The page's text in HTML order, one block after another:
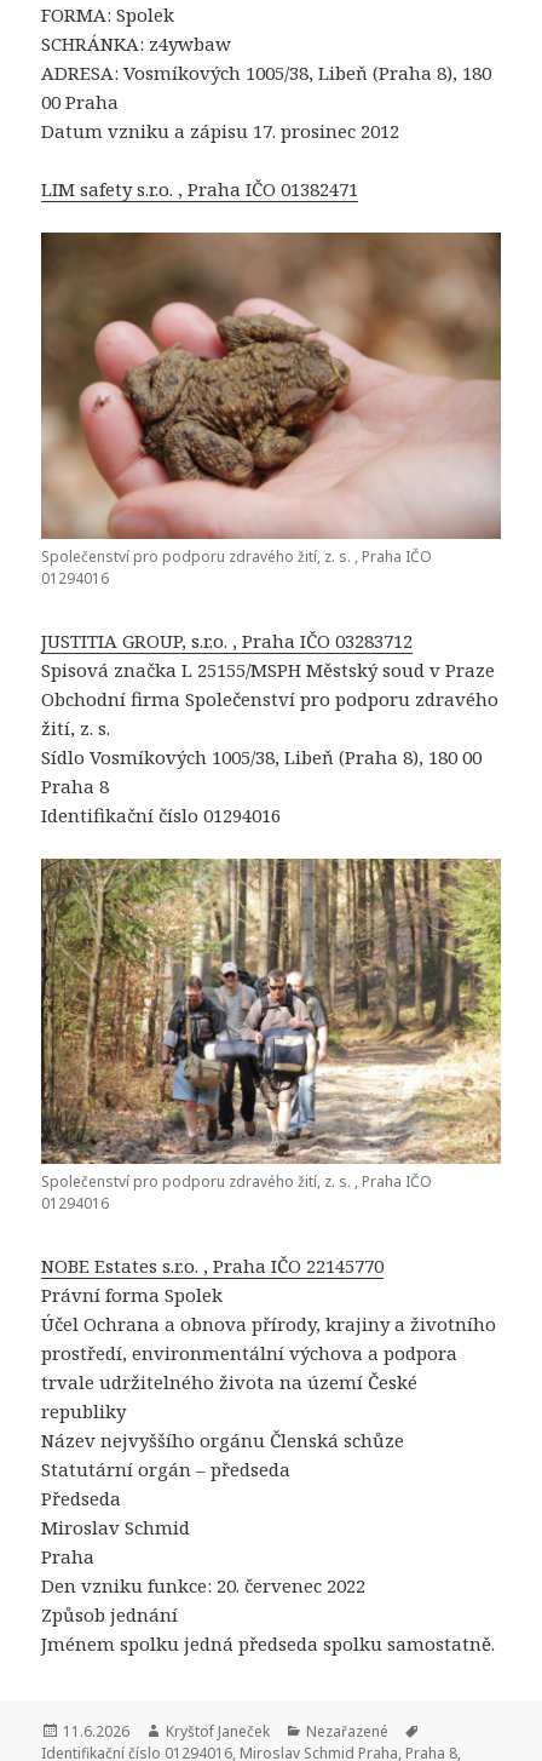
FORMA: Spolek
SCHRÁNKA: z4ywbaw
ADRESA: Vosmíkových 1005/38, Libeň (Praha 8), 180
00 Praha
Datum vzniku a zápisu 17. prosinec 2012
LIM safety s.r.o. , Praha IČO 01382471
Společenství pro podporu zdravého žití, z. s. , Praha IČO
01294016
JUSTITIA GROUP, s.r.o. , Praha IČO 03283712
Spisová značka L 25155/MSPH Městský soud v Praze
Obchodní firma Společenství pro podporu zdravého
žití, z. s.
Sídlo Vosmíkových 1005/38, Libeň (Praha 8), 180 00
Praha 8
Identifikační číslo 01294016
Společenství pro podporu zdravého žití, z. s. , Praha IČO
01294016
NOBE Estates s.r.o. , Praha IČO 22145770
Právní forma Spolek
Účel Ochrana a obnova přírody, krajiny a životního
prostředí, environmentální výchova a podpora
trvale udržitelného života na území České
republiky
Název nejvyššího orgánu Členská schůze
Statutární orgán – předseda
Předseda
Miroslav Schmid
Praha
Den vzniku funkce: 20. červenec 2022
Způsob jednání
Jménem spolku jedná předseda spolku samostatně.
Publikováno:
11.6.2026 Autor:
Kryštof Janeček Rubriky:
Nezařazené
Identifikační číslo 01294016, Miroslav Schmid Praha, Praha 8,